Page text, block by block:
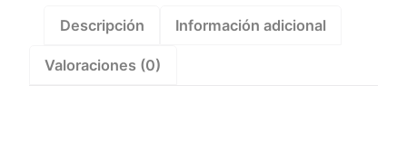
ZE3500,Descripción Información adicional
Valoraciones (0)